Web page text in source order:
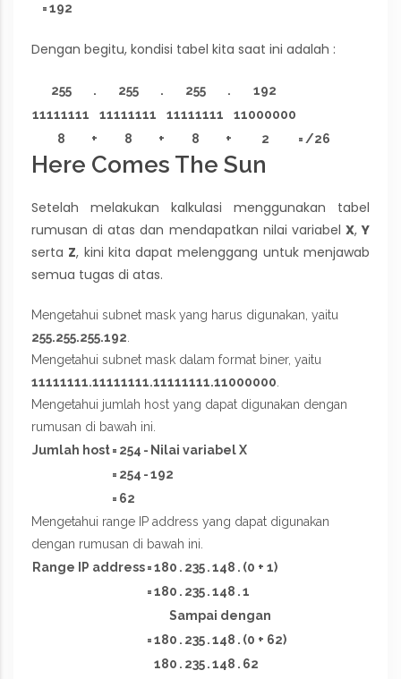
=192
Dengan begitu, kondisi tabel kita saat ini adalah :
255 . 255 . 255 .
192
11111111
11111111 11111111
11000000
8
+ 8 + 8 + 2 = /26
Here Comes The Sun
Setelah melakukan kalkulasi menggunakan tabel
rumusan di atas dan mendapatkan nilai variabel X,Y
serta Z, kini kita dapat melenggang untuk menjawab
semua tugas di atas.
Mengetahui subnet mask yang harus digunakan, yaitu
255.255.255.192
Mengetahui subnet mask dalam format biner, yaitu
11111111.11111111.11111111.11000000
Mengetahui jumlah host yang dapat digunakan dengan
rumusan di bawah ini.
Jumlah host= 254 - Nilai variabel X
= 254 -192
= 62
Mengetahui range IP address yang dapat digunakan
dengan rumusan di bawah ini.
Range IP address=180 . 235.148 . (0 + 1)
=180 . 235.148 .1
Sampai dengan
=180 . 235.148 . (0 + 62)
180 . 235.148 . 62